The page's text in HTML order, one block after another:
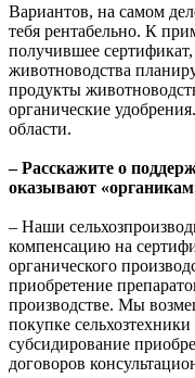
Вариантов, на самом
тебя рентабельно. К
получившее
животноводства
продукты
органические
области.
– Расскажите о
оказывают
– Наши
компенсацию на
органического
приобретение
производстве. Мы
покупке
субсидирование
договоров